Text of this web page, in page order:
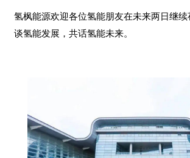
氢枫能源欢迎各位氢能朋友在未来两日继
谈氢能发展，共话氢能未来。